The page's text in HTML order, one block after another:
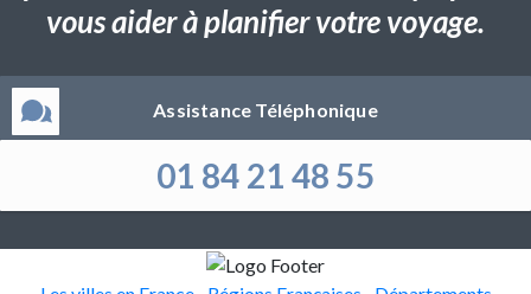
vous aider à planifier votre voyage.
Assistance Téléphonique
01 84 21 48 55